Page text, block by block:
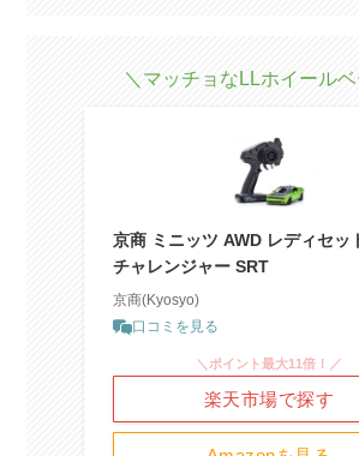
＼マッチョなLLホイール
京商 ミニッツ AWD レディセッ
チャレンジャー SRT
京商(Kyosyo)
口コミを見る
＼ポイント最大11倍！／
楽天市場で探す